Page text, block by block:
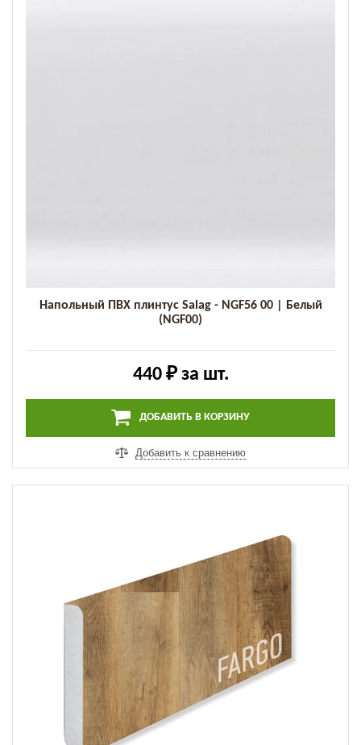
Напольный ПВХ плинтус Salag - NGF56 00 | Белый
(NGF00)
440 ₽за шт.
ДОБАВИТЬ В КОРЗИНУ
Добавить к сравнению